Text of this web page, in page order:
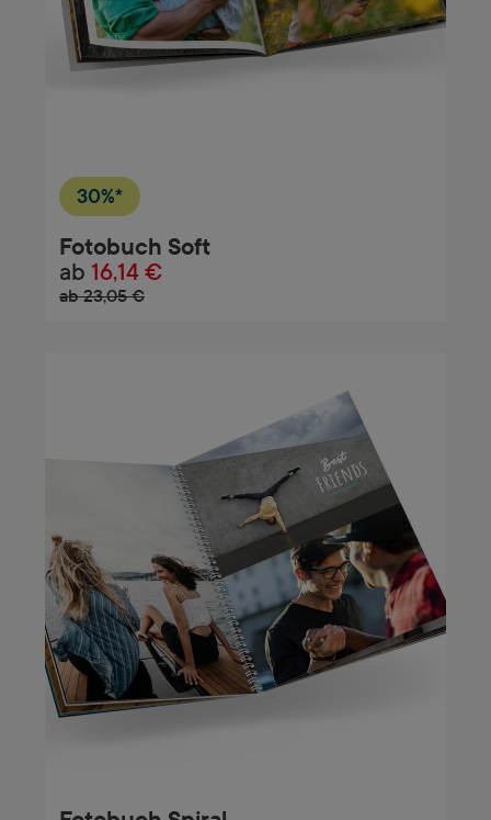
30%*
Fotobuch Soft
ab 16,14 €
ab 23,05 €